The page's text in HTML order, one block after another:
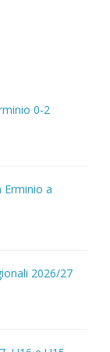
0-2
Erminio a
2026/27